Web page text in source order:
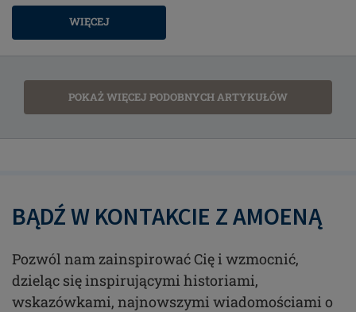
WIĘCEJ
POKAŻ WIĘCEJ PODOBNYCH ARTYKUŁÓW
BĄDŹ W KONTAKCIE Z AMOENĄ
Pozwól nam zainspirować Cię i wzmocnić,
dzieląc się inspirującymi historiami,
wskazówkami, najnowszymi wiadomościami o